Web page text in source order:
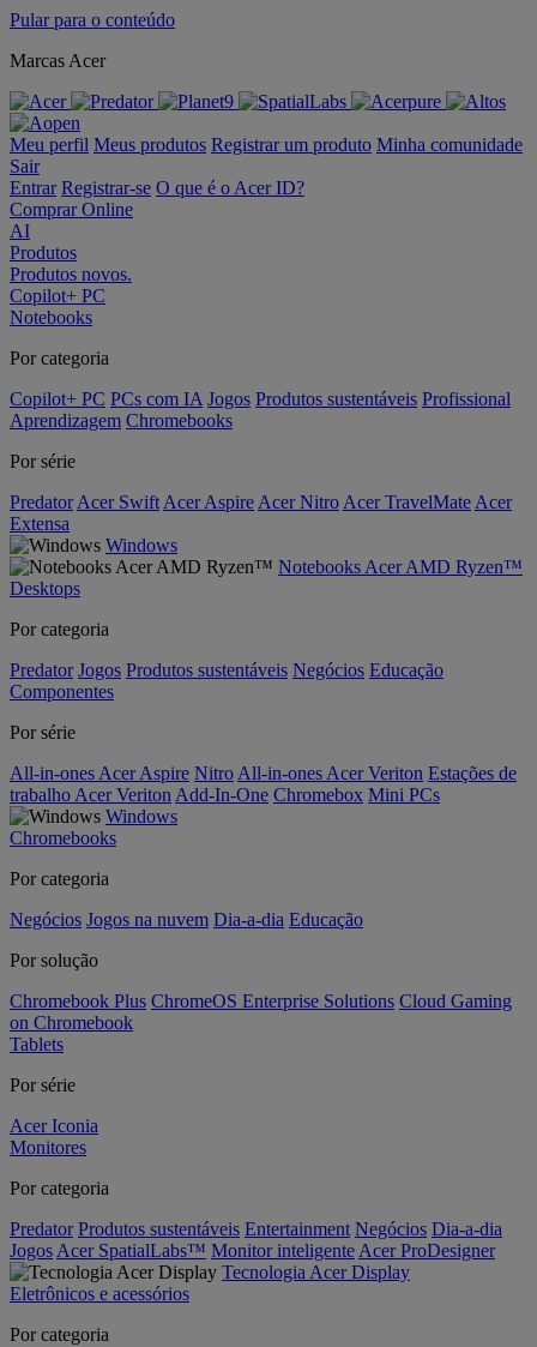
Pular para o conteúdo
Marcas Acer
Meu perfil Meus produtos Registrar um produto Minha comunidade
Sair
Entrar Registrar-se O que é o Acer ID?
Comprar Online
AI
Produtos
Produtos novos.
Copilot+ PC
Notebooks
Por categoria
Copilot+ PC PCs com IA Jogos Produtos sustentáveis Profissional
Aprendizagem Chromebooks
Por série
Predator Acer Swift Acer Aspire Acer Nitro Acer TravelMate Acer
Extensa
Windows
Notebooks Acer AMD Ryzen™
Desktops
Por categoria
Predator Jogos Produtos sustentáveis Negócios Educação
Componentes
Por série
All-in-ones Acer Aspire Nitro All-in-ones Acer Veriton Estações de
trabalho Acer Veriton Add-In-One Chromebox Mini PCs
Windows
Chromebooks
Por categoria
Negócios Jogos na nuvem Dia-a-dia Educação
Por solução
Chromebook Plus ChromeOS Enterprise Solutions Cloud Gaming
on Chromebook
Tablets
Por série
Acer Iconia
Monitores
Por categoria
Predator Produtos sustentáveis Entertainment Negócios Dia-a-dia
Jogos Acer SpatialLabs™ Monitor inteligente Acer ProDesigner
Tecnologia Acer Display
Eletrônicos e acessórios
Por categoria